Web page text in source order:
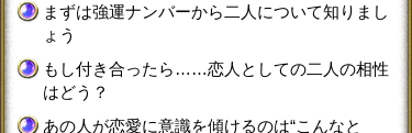
まずは強運ナンバーから二人について知りまし
ょう
もし付き合ったら……恋人としての二人の相性
はどう？
あの人が恋愛に意識を傾けるのは“こんなと